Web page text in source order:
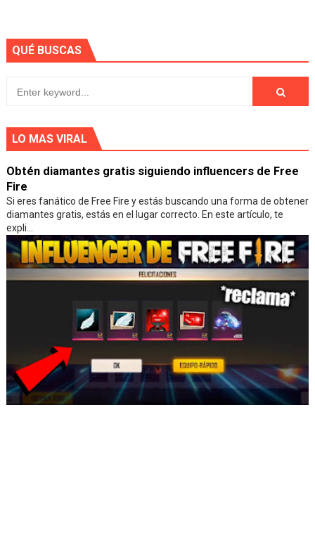
QUÉ BUSCAS
LO MAS VIRAL
Obtén diamantes gratis siguiendo influencers de Free
Fire
Si eres fanático de Free Fire y estás buscando una forma de obtener
diamantes gratis, estás en el lugar correcto. En este artículo, te
expli...